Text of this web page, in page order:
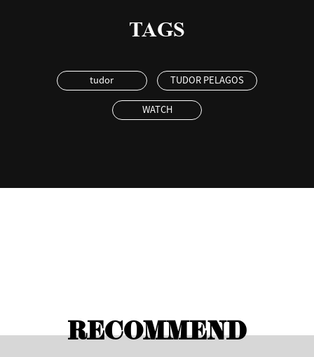
TAGS
tudor TUDOR PELAGOS
WATCH
RECOMMEND